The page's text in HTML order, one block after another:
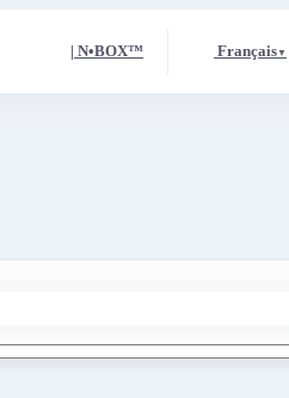
| N•BOX™ Français ▼